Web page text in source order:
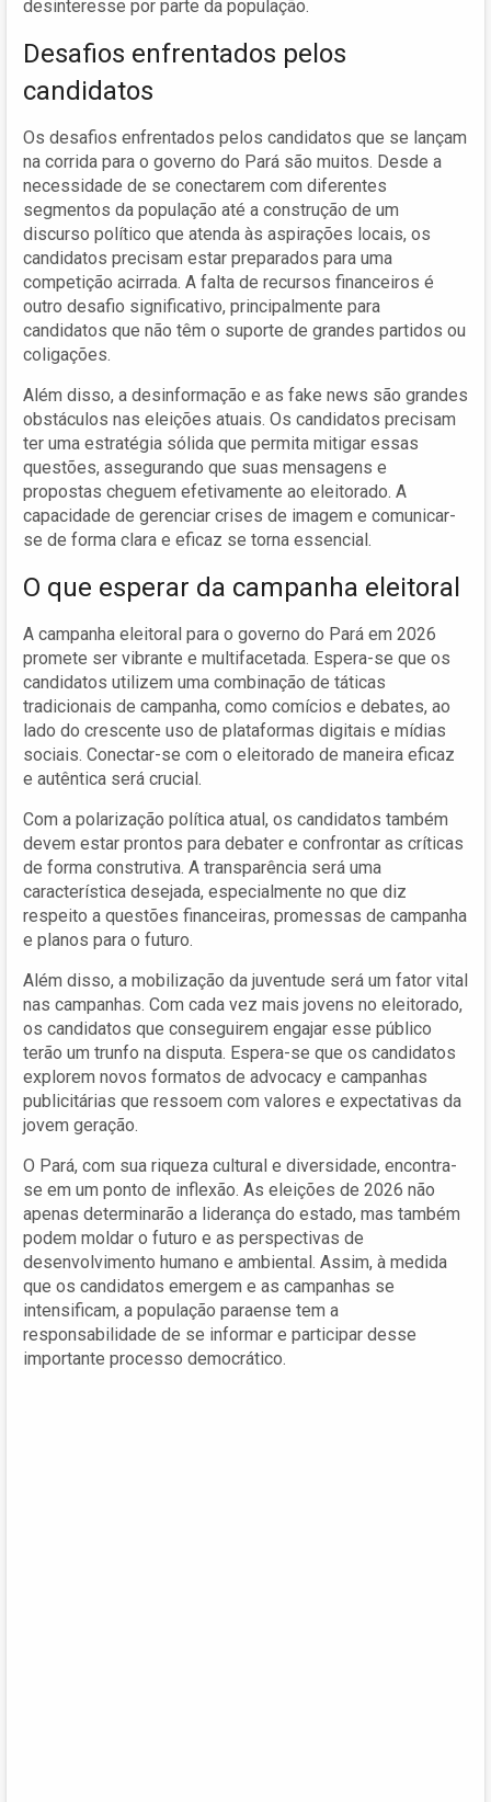
desinteresse por parte da população.
Desafios enfrentados pelos
candidatos
Os desafios enfrentados pelos candidatos que se lançam
na corrida para o governo do Pará são muitos. Desde a
necessidade de se conectarem com diferentes
segmentos da população até a construção de um
discurso político que atenda às aspirações locais, os
candidatos precisam estar preparados para uma
competição acirrada. A falta de recursos financeiros é
outro desafio significativo, principalmente para
candidatos que não têm o suporte de grandes partidos ou
coligações.
Além disso, a desinformação e as fake news são grandes
obstáculos nas eleições atuais. Os candidatos precisam
ter uma estratégia sólida que permita mitigar essas
questões, assegurando que suas mensagens e
propostas cheguem efetivamente ao eleitorado. A
capacidade de gerenciar crises de imagem e comunicar-
se de forma clara e eficaz se torna essencial.
O que esperar da campanha eleitoral
A campanha eleitoral para o governo do Pará em 2026
promete ser vibrante e multifacetada. Espera-se que os
candidatos utilizem uma combinação de táticas
tradicionais de campanha, como comícios e debates, ao
lado do crescente uso de plataformas digitais e mídias
sociais. Conectar-se com o eleitorado de maneira eficaz
e autêntica será crucial.
Com a polarização política atual, os candidatos também
devem estar prontos para debater e confrontar as críticas
de forma construtiva. A transparência será uma
característica desejada, especialmente no que diz
respeito a questões financeiras, promessas de campanha
e planos para o futuro.
Além disso, a mobilização da juventude será um fator vital
nas campanhas. Com cada vez mais jovens no eleitorado,
os candidatos que conseguirem engajar esse público
terão um trunfo na disputa. Espera-se que os candidatos
explorem novos formatos de advocacy e campanhas
publicitárias que ressoem com valores e expectativas da
jovem geração.
O Pará, com sua riqueza cultural e diversidade, encontra-
se em um ponto de inflexão. As eleições de 2026 não
apenas determinarão a liderança do estado, mas também
podem moldar o futuro e as perspectivas de
desenvolvimento humano e ambiental. Assim, à medida
que os candidatos emergem e as campanhas se
intensificam, a população paraense tem a
responsabilidade de se informar e participar desse
importante processo democrático.